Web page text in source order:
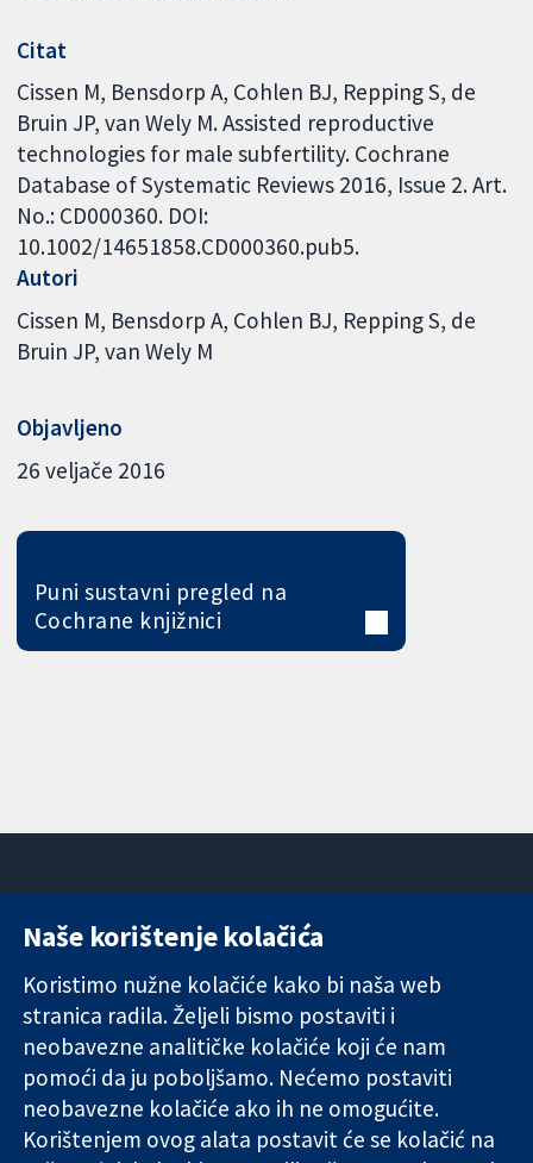
Citat
Cissen M, Bensdorp A, Cohlen BJ, Repping S, de
Bruin JP, van Wely M. Assisted reproductive
technologies for male subfertility. Cochrane
Database of Systematic Reviews 2016, Issue 2. Art.
No.: CD000360. DOI:
10.1002/14651858.CD000360.pub5.
Autori
Cissen M Bensdorp A Cohlen BJ Repping S de
Bruin JP van Wely M
Objavljeno
26 veljače 2016
Puni sustavni pregled na
Cochrane knjižnici
Pouzdani dokazi.
Utemeljeni
dokazi.
Bolje zdravlje.
11-13 Cavendish
London
W1G 0AN
Ujedinjeno
Kraljevstvo
Novosti
medije
O nama
Poslovi
Cochrane
Library
Naše korištenje kolačića
Koristimo nužne kolačiće kako bi naša web
stranica radila. Željeli bismo postaviti i
neobavezne analitičke kolačiće koji će nam
pomoći da ju poboljšamo. Nećemo postaviti
neobavezne kolačiće ako ih ne omogućite.
Korištenjem ovog alata postavit će se kolačić na